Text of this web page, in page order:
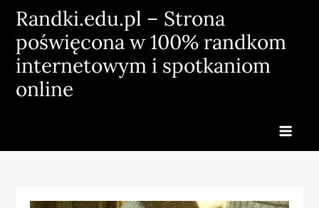
Skip
content
Randki.edu.pl – Strona
poświęcona w 100% randkom
internetowym i spotkaniom
online